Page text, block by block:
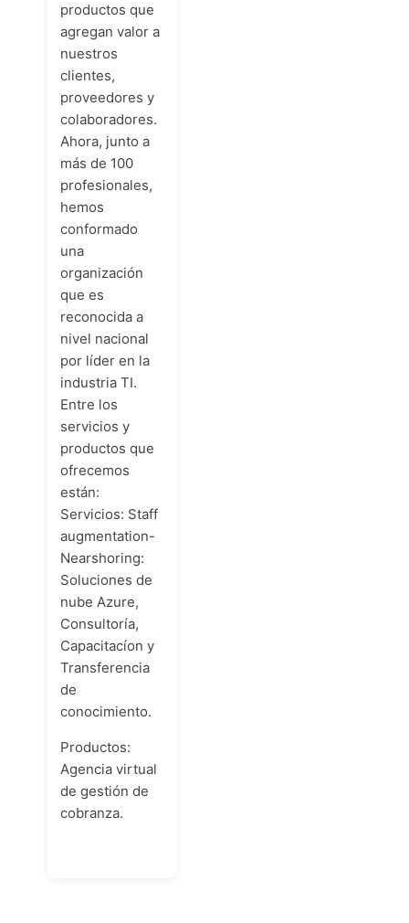
productos que
agregan valor a
nuestros
clientes,
proveedores y
colaboradores.
Ahora, junto a
más de 100
profesionales,
hemos
conformado
una
organización
que es
reconocida a
nivel nacional
por líder en la
industria TI.
Entre los
servicios y
productos que
ofrecemos
están:
Servicios: Staff
augmentation-
Nearshoring:
Soluciones de
nube Azure,
Consultoría,
Capacitacíon y
Transferencia
de
conocimiento.
Productos:
Agencia virtual
de gestión de
cobranza.